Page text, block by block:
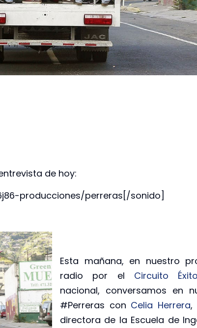
de hoy:
producciones/perreras[/sonido]
Esta mañana, en nuestro
radio por el Circuito
nacional, conversamos en
#Perreras con Celia Herrera,
directora de la Escuela de